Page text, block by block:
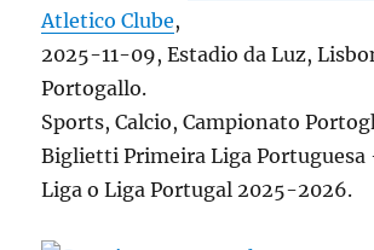
Atletico Clube,
2025-11-09, Estadio da Luz,
Portogallo.
Sports, Calcio, Campionato
Biglietti Primeira Liga Portuguesa
Liga o Liga Portugal 2025-2026.